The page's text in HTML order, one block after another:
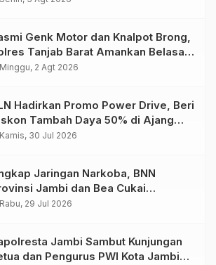
Genk Motor dan Knalpot Brong,
Tanjab Barat Amankan Belasan
Minggu, 2 Agt 2026
Hadirkan Promo Power Drive, Beri
Tambah Daya 50% di Ajang
2026
Kamis, 30 Jul 2026
Jaringan Narkoba, BNN
Jambi dan Bea Cukai
Sembilan Pelaku beserta
Rabu, 29 Jul 2026
Jambi Sambut Kunjungan
dan Pengurus PWI Kota Jambi